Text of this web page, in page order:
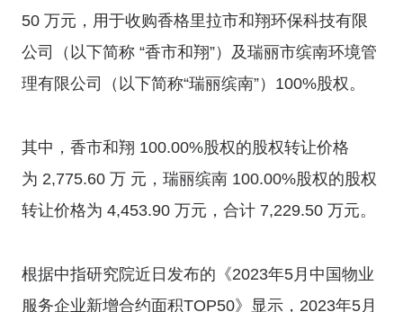
50 万元，用于收购香格里拉市和翔环保科技有限
公司（以下简称 “香市和翔”）及瑞丽市缤南环境管
理有限公司（以下简称“瑞丽缤南”）100%股权。
其中，香市和翔 100.00%股权的股权转让价格
为 2,775.60 万 元，瑞丽缤南 100.00%股权的股权
转让价格为 4,453.90 万元，合计 7,229.50 万元。
根据中指研究院近日发布的《2023年5月中国物业
服务企业新增合约面积TOP50》显示，2023年5月